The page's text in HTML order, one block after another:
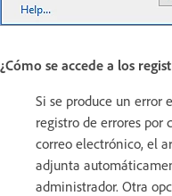
¿Cómo se accede a los
Si se produce un error
registro de errores por
correo electrónico, el
adjunta
administrador. Otra